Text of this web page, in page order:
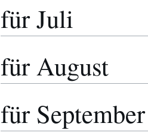
für Juli
für August
für September